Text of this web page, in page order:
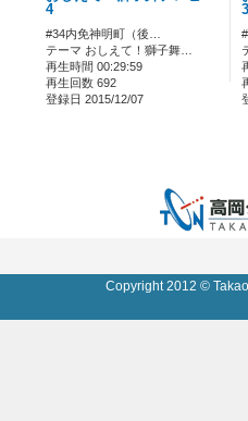
4
#34内免神明町（後…
テーマ おしえて！獅子舞…
再生時間 00:29:59
再生回数 692
登録日 2015/12/07
3
Copyright 2012 ©